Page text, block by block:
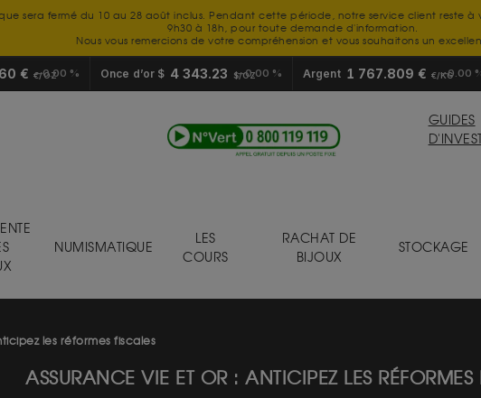
sera fermé du 10 au 28 août inclus. Pendant cette période, notre service client
9h30 à 18h, pour toute demande d'information.
Nous vous remercions de votre compréhension et vous souhaitons un
€ €/OZ
0.00 % Once d’or $ 4 343.23 $/OZ0.00 % Argent 1 767.809 € €/KG0.00
GUIDES
NUMISMATIQUE
LES
COURS
RACHAT DE
BIJOUX
STOCKAGE
les réformes fiscales
ASSURANCE VIE ET OR : ANTICIPEZ LES RÉFORMES